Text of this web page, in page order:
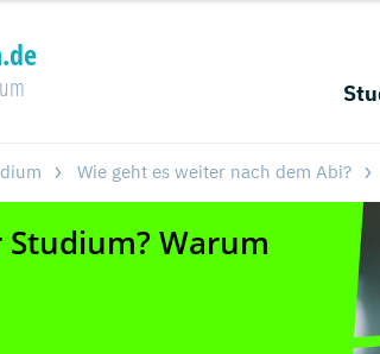
Wie geht es weiter nach dem Abi?